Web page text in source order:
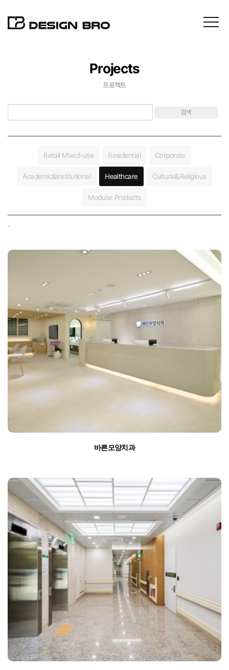
News
Projects
프로젝트
게
시
색
색
Retail Mixed-use Residential Corporate
Academic&Institutional Healthcare Cultural&Religious
Modular Products
`
바른모양치과